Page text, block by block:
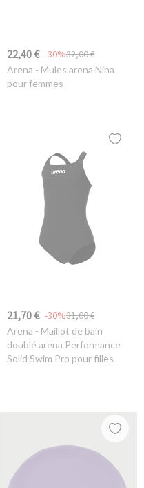
22,40 € 32,00 €
-30%
Arena - Mules arena Nina
pour femmes
21,70 € 31,00 €
-30%
Arena - Maillot de bain
doublé arena Performance
Solid Swim Pro pour filles